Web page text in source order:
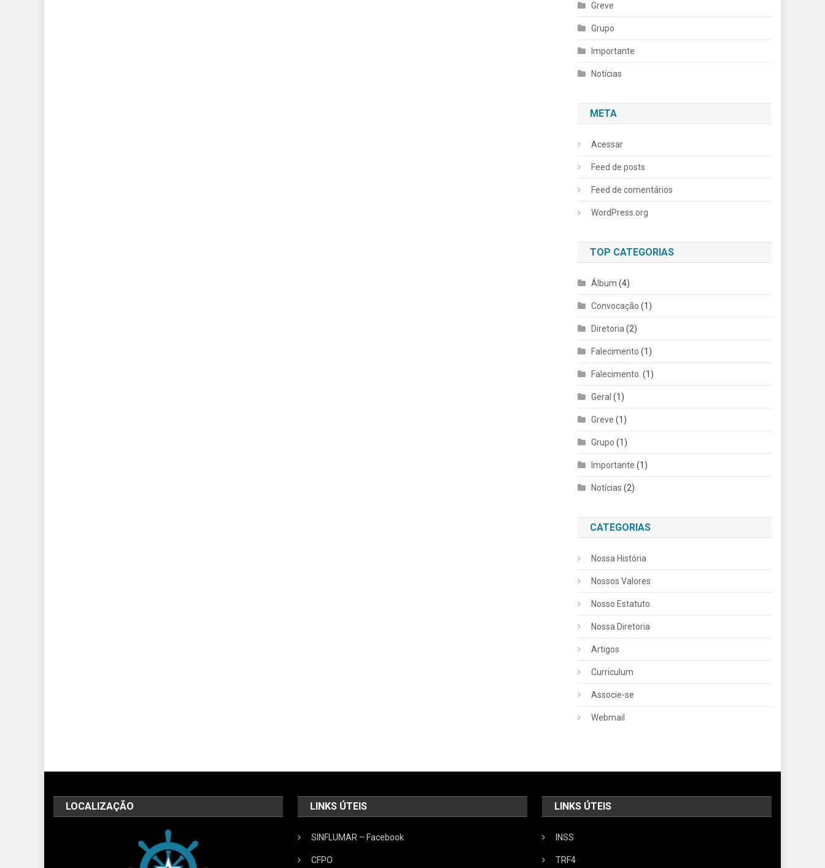
Greve
Grupo
Importante
Notícias
META
Acessar
Feed de posts
Feed de comentários
WordPress.org
TOP CATEGORIAS
Álbum (4)
Convocação (1)
Diretoria (2)
Falecimento (1)
Falecimento. (1)
Geral (1)
Greve (1)
Grupo (1)
Importante (1)
Notícias (2)
CATEGORIAS
Nossa História
Nossos Valores
Nosso Estatuto
Nossa Diretoria
Artigos
Curriculum
Associe-se
Webmail
LOCALIZAÇÃO LINKS ÚTEIS
SINFLUMAR – Facebook
CFPO
LINKS ÚTEIS
INSS
TRF4